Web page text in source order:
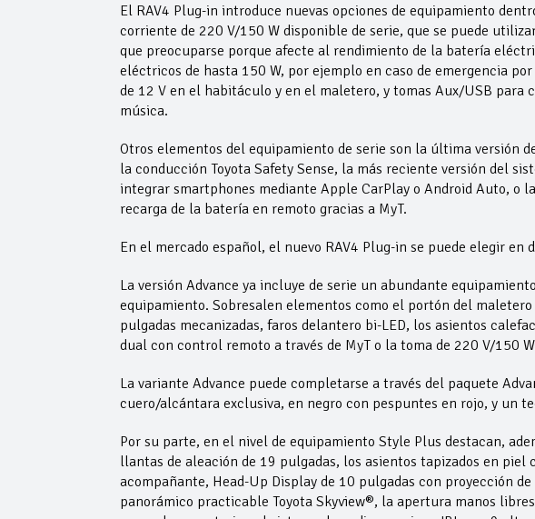
El RAV4 Plug-in introduce nuevas opciones de equipamiento
corriente de 220 V/150 W disponible de serie, que se puede
que preocuparse porque afecte al rendimiento de la batería
eléctricos de hasta 150 W, por ejemplo en caso de emergencia
de 12 V en el habitáculo y en el maletero, y tomas Aux/USB para
música.
Otros elementos del equipamiento de serie son la última versión
la conducción Toyota Safety Sense, la más reciente versión del
integrar smartphones mediante Apple CarPlay o Android Auto, o
recarga de la batería en remoto gracias a MyT.
En el mercado español, el nuevo RAV4 Plug-in se puede elegir en
La versión Advance ya incluye de serie un abundante
equipamiento. Sobresalen elementos como el portón del
pulgadas mecanizadas, faros delantero bi-LED, los asientos
dual con control remoto a través de MyT o la toma de 220 V/150
La variante Advance puede completarse a través del paquete
cuero/alcántara exclusiva, en negro con pespuntes en rojo, y un
Por su parte, en el nivel de equipamiento Style Plus destacan,
llantas de aleación de 19 pulgadas, los asientos tapizados en
acompañante, Head-Up Display de 10 pulgadas con proyección
panorámico practicable Toyota Skyview®, la apertura manos